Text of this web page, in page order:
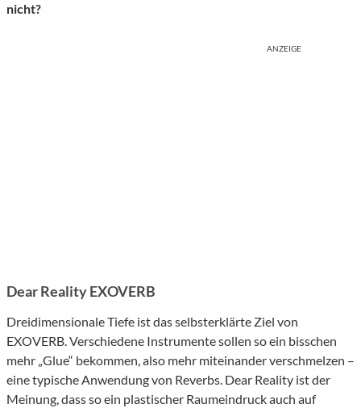
nicht?
ANZEIGE
Dear Reality EXOVERB
Dreidimensionale Tiefe ist das selbsterklärte Ziel von
EXOVERB. Verschiedene Instrumente sollen so ein bisschen
mehr „Glue“ bekommen, also mehr miteinander verschmelzen –
eine typische Anwendung von Reverbs. Dear Reality ist der
Meinung, dass so ein plastischer Raumeindruck auch auf